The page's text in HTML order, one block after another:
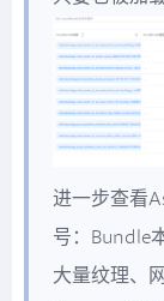
进一步查看
号：Bundle
大量纹理、